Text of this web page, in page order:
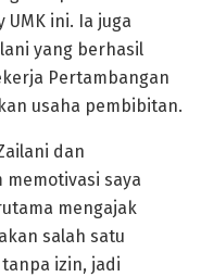
ini. Ia juga
yang berhasil
Pertambangan
usaha pembibitan.
dan
saya
mengajak
salah satu
izin, jadi